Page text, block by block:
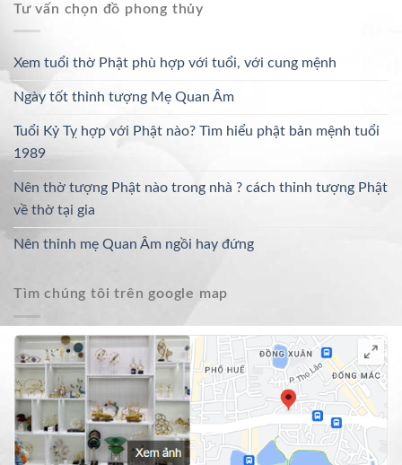
Tư vấn chọn đồ phong thủy
Xem tuổi thờ Phật phù hợp với tuổi, với cung mệnh
Ngày tốt thỉnh tượng Mẹ Quan Âm
Tuổi Kỷ Tỵ hợp với Phật nào? Tìm hiểu phật bản mệnh tuổi
1989
Nên thờ tượng Phật nào trong nhà ? cách thỉnh tượng Phật
về thờ tại gia
Nên thỉnh mẹ Quan Âm ngồi hay đứng
Tìm chúng tôi trên google map